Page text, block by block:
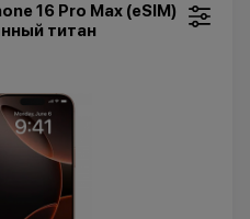
16 Pro Max (eSIM)
титан